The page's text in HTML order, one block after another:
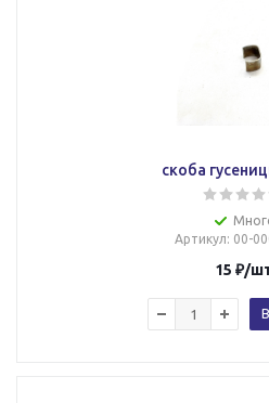
скоба
Артикул: 00-
15 ₽/